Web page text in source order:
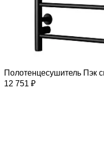
Полотенцесушитель Пэк
12 751 ₽